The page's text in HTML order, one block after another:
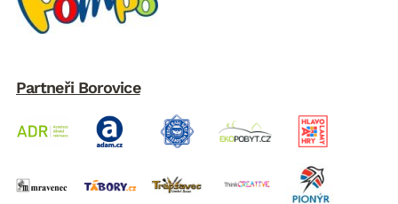
Partneři Borovice